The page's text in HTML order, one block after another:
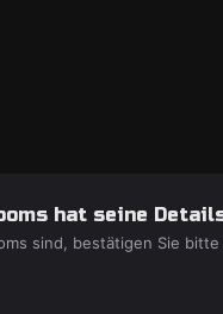
hat seine
sind, bestätigen Sie